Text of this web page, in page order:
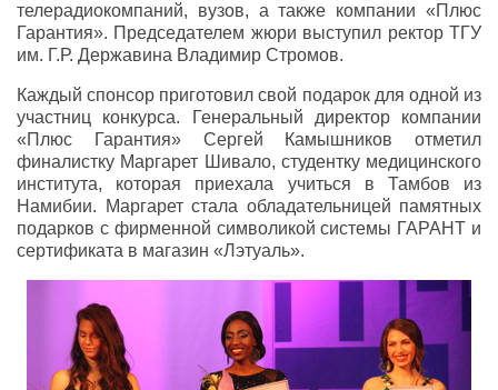
телерадиокомпаний, вузов, а также компании «Плюс
Гарантия». Председателем жюри выступил ректор ТГУ
им. Г.Р. Державина Владимир Стромов.
Каждый спонсор приготовил свой подарок для одной из
участниц конкурса. Генеральный директор компании
«Плюс Гарантия» Сергей Камышников отметил
финалистку Маргарет Шивало, студентку медицинского
института, которая приехала учиться в Тамбов из
Намибии. Маргарет стала обладательницей памятных
подарков с фирменной символикой системы ГАРАНТ и
сертификата в магазин «Лэтуаль».